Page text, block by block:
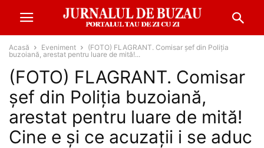
Acasă Eveniment
(FOTO) FLAGRANT. Comisar șef din Poliția
buzoiană, arestat pentru luare de mită!...
(FOTO) FLAGRANT. Comisar
șef din Poliția buzoiană,
arestat pentru luare de mită!
Cine e și ce acuzații i se aduc